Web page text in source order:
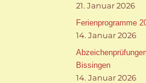
21. Januar 2026
Ferienprogramme
14. Januar 2026
Bissingen
14. Januar 2026